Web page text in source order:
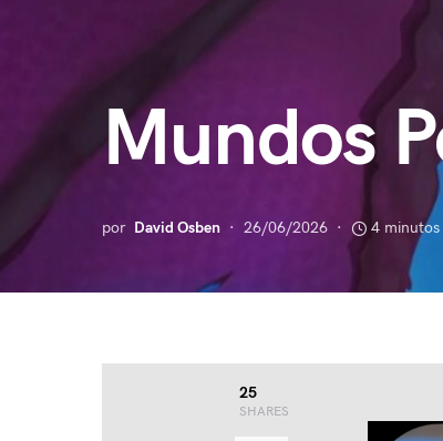
Mundos
por David Osben 26/06/2026 4
25
SHARES